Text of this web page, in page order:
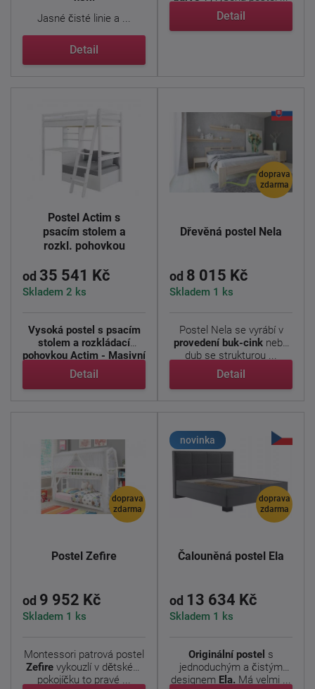
Jasné čisté linie a ...
Detail
Detail
Postel Actim s
psacím stolem a
rozkl. pohovkou
od 35 541 Kč
Skladem 2 ks
Vysoká postel s psacím
stolem a rozkládací
pohovkou Actim - Masivní
...
Detail
doprava
zdarma
Dřevěná postel Nela
od 8 015 Kč
Skladem 1 ks
Postel Nela se vyrábí v
provedení buk-cink nebo
dub se strukturou ...
Detail
doprava
zdarma
Postel Zefire
od 9 952 Kč
Skladem 1 ks
Montessori patrová postel
Zefire vykouzlí v dětském
pokojíčku to pravé ...
novinka
doprava
zdarma
Čalouněná postel Ela
od 13 634 Kč
Skladem 1 ks
Originální postel s
jednoduchým a čistým
designem Ela. Má velmi ...